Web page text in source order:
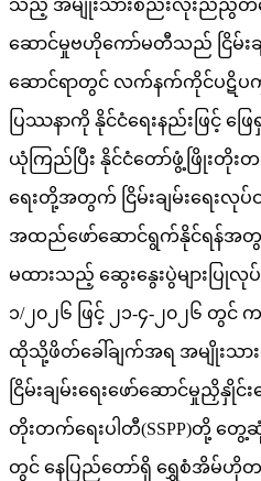
သည့် အမျိုးသားစည်းလုံးညီညွတ်ရေး
ဆောင်မှုဗဟိုကော်မတီသည် ငြိမ်းချ
ဆောင်ရာတွင် လက်နက်ကိုင်ပဋိပက္ခမ
ပြဿနာကို နိုင်ငံရေးနည်းဖြင့်
ယုံကြည်ပြီး နိုင်ငံတော်ဖွံ့ဖြိုးတိုး
ရေးတို့အတွက် ငြိမ်းချမ်းရေးလုပ်င
အထည်ဖော်ဆောင်ရွက်နိုင်ရန်အ
မထားသည့် ဆွေးနွေးပွဲများပြု
၁/၂၀၂၆ ဖြင့် ၂၁-၄-၂၀၂၆ တွင်
ထိုသို့ဖိတ်ခေါ်ချက်အရ အမျိုးသာ
ငြိမ်းချမ်းရေးဖော်ဆောင်မှုညှိနှို
တိုးတက်ရေးပါတီ(SSPP)တို့ တွေ့
တွင် နေပြည်တော်ရှိ ရွှေစံအိမ်ဟို